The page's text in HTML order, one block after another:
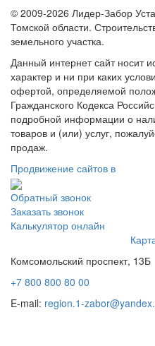
© 2009-2026 Лидер-Забор
Томской области.
земельного участка.
Данный интернет сайт носит
характер и ни при каких
офертой, определяемой
Гражданского Кодекса
подробной информации о
товаров и (или) услуг,
продаж.
Продвижение сайтов в
Обратный звонок
Заказать звонок
Калькулятор онлайн
Комсомольский проспект, 13Б
+7 800 800 80 00
E-mail: region.1-